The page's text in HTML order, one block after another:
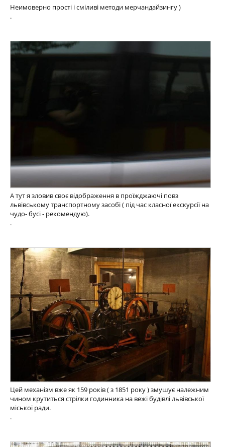
Неимоверно прості і сміливі методи мерчандайзингу )
.
А тут я зловив своє відображення в проїжджаючі повз
львівському транспортному засобі ( під час класної екскурсії на
чудо- бусі - рекомендую).
.
Цей механізм вже як 159 років ( з 1851 року ) змушує належним
чином крутиться стрілки годинника на вежі будівлі львівської
міської ради.
.